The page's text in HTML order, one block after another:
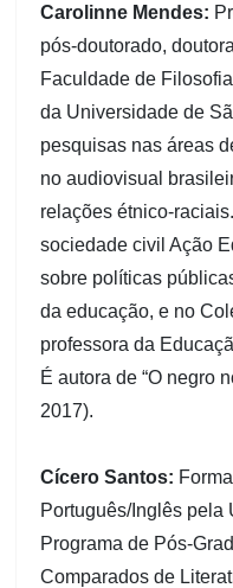
Carolinne Mendes:
pós-doutorado,
Faculdade de
da Universidade de
pesquisas nas áreas
no audiovisual
relações étnico-
sociedade civil Ação
sobre políticas
da educação, e no
professora da
É autora de “O negro
2017).
Cícero Santos:
Português/Inglês pela
Programa de Pós-
Comparados de